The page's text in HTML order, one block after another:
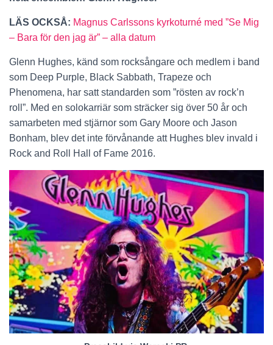
LÄS OCKSÅ: Magnus Carlssons kyrkoturné med ”Se Mig
– Bara för den jag är” – alla datum
Glenn Hughes, känd som rocksångare och medlem i band
som Deep Purple, Black Sabbath, Trapeze och
Phenomena, har satt standarden som ”rösten av rock’n
roll”. Med en solokarriär som sträcker sig över 50 år och
samarbeten med stjärnor som Gary Moore och Jason
Bonham, blev det inte förvånande att Hughes blev invald i
Rock and Roll Hall of Fame 2016.